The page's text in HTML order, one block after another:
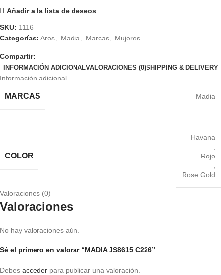
Añadir a la lista de deseos
SKU: 1116
Categorías: Aros Madia Marcas Mujeres
Compartir:
INFORMACIÓN ADICIONALVALORACIONES (0)SHIPPING & DELIVERY
Información adicional
MARCAS Madia
COLOR
Havana
Rojo
Rose Gold
Valoraciones (0)
Valoraciones
No hay valoraciones aún.
Sé el primero en valorar “MADIA JS8615 C226”
Debes acceder para publicar una valoración.